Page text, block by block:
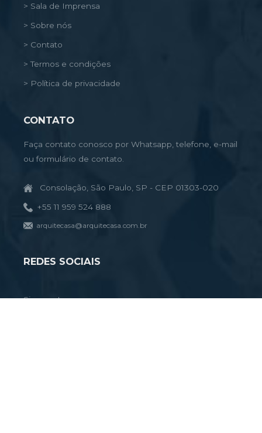
> Sala de Imprensa
> Sobre nós
> Contato
> Termos e condições
> Política de privacidade
CONTATO
Faça contato conosco por Whatsapp, telefone, e-mail
ou formulário de contato.
Consolação, São Paulo, SP - CEP 01303-020
+55 11 959 524 888
arquitecasa@arquitecasa.com.br
REDES SOCIAIS
Siga-nos!